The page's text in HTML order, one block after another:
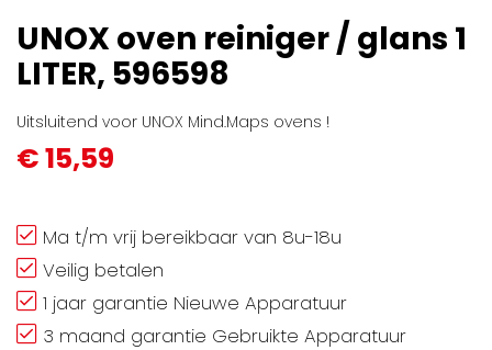
begin
van
de
afbeeldingen-
gallerij
UNOX oven reiniger / glans 1
LITER, 596598
Uitsluitend voor UNOX Mind.Maps ovens !
€ 15,59
Ma t/m vrij bereikbaar van 8u-18u
Veilig betalen
1 jaar garantie Nieuwe Apparatuur
3 maand garantie Gebruikte Apparatuur